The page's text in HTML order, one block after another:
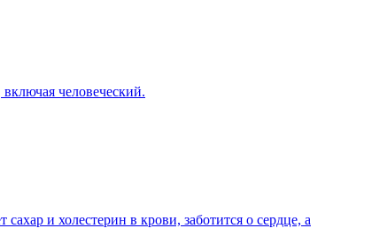
человеческий.
и холестерин в крови, заботится о сердце, а